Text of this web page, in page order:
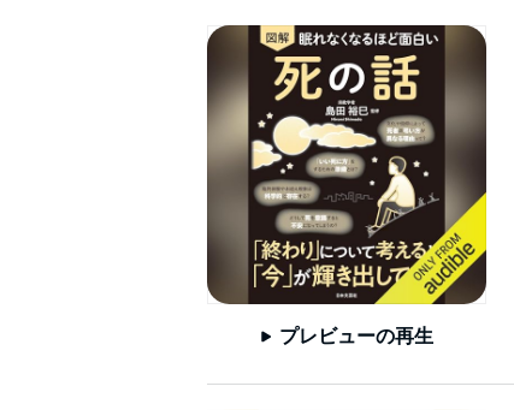
プレビューの再生